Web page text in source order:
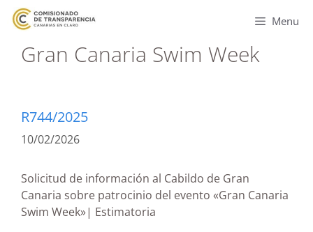
Menu
Gran Canaria Swim Week
R744/2025
10/02/2026
Solicitud de información al Cabildo de Gran
Canaria sobre patrocinio del evento «Gran Canaria
Swim Week»| Estimatoria